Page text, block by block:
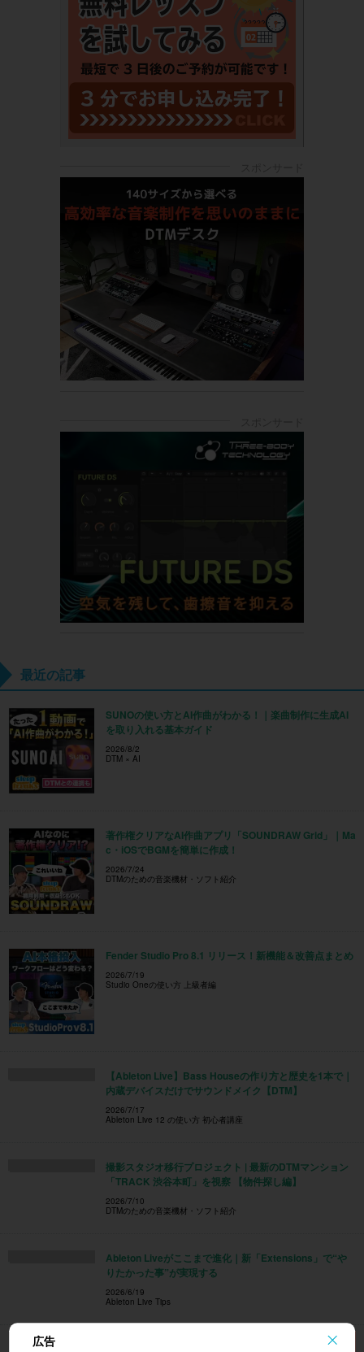
広告
最近の記事
SUNOの使い方とAI作曲がわかる！｜楽曲制作に生成AI
を取り入れる基本ガイド
2026/8/2
DTM × AI
著作権クリアなAI作曲アプリ「SOUNDRAW Grid」｜Ma
c・iOSでBGMを簡単に作成！
2026/7/24
DTMのための音楽機材・ソフト紹介
Fender Studio Pro 8.1 リリース！新機能＆改善点まとめ
2026/7/19
Studio Oneの使い方 上級者編
【Ableton Live】Bass Houseの作り方と歴史を1本で｜
内蔵デバイスだけでサウンドメイク【DTM】
2026/7/17
Ableton Live 12 の使い方 初心者講座
撮影スタジオ移行プロジェクト | 最新のDTMマンション
「TRACK 渋谷本町」を視察 【物件探し編】
2026/7/10
DTMのための音楽機材・ソフト紹介
Ableton Liveがここまで進化｜新「Extensions」で“や
りたかった事”が実現する
2026/6/19
Ableton Live Tips
全記事を見る